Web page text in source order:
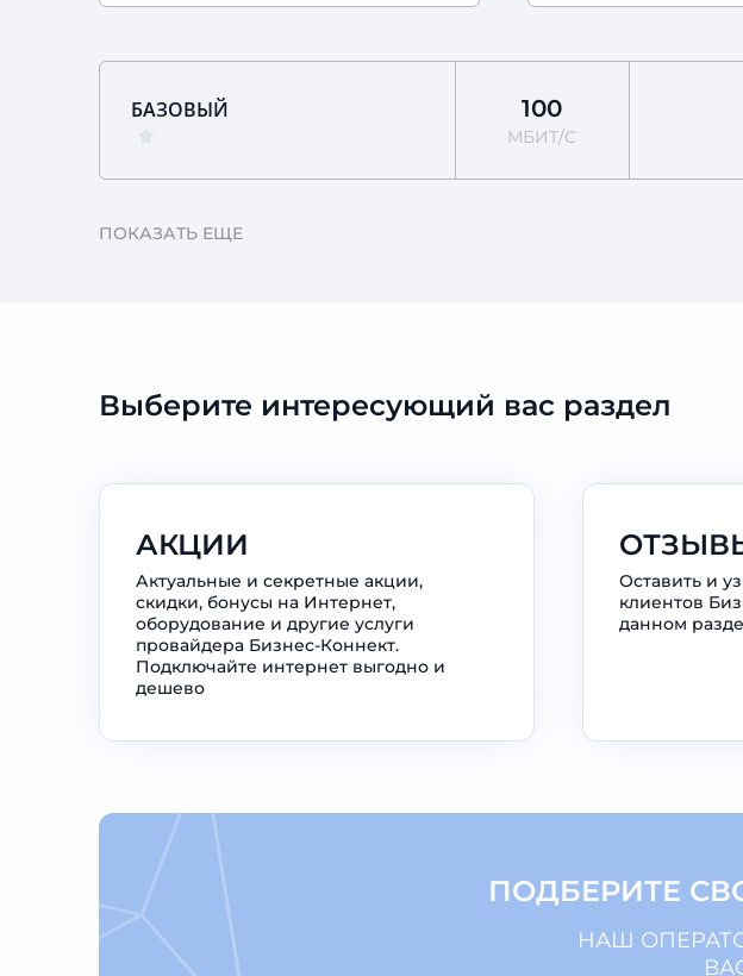
БАЗОВЫЙ 100
МБИТ/С
ПОКАЗАТЬ ЕЩЕ
Выберите интересующий вас раздел
АКЦИИ
Актуальные и секретные акции,
скидки, бонусы на Интернет,
оборудование и другие услуги
провайдера Бизнес-Коннект.
Подключайте интернет выгодно и
дешево
Оставить и
клиентов
данном
ПОДБЕРИТЕ
НАШ